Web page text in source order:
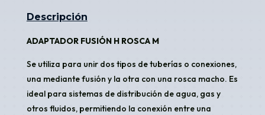
Descripción
ADAPTADOR FUSIÓN H ROSCA M
Se utiliza para unir dos tipos de tuberías o conexiones,
una mediante fusión y la otra con una rosca macho. Es
ideal para sistemas de distribución de agua, gas y
otros fluidos, permitiendo la conexión entre una